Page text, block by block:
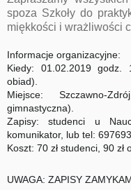
spoza Szkoły do
miękkości i wrażliwości
Informacje organizacyjne:
Kiedy: 01.02.2019 godz.
obiad).
Miejsce: Szczawno-
gimnastyczna).
Zapisy: studenci u
komunikator, lub tel:
Koszt: 70 zł studenci, 90 zł
UWAGA: ZAPISY